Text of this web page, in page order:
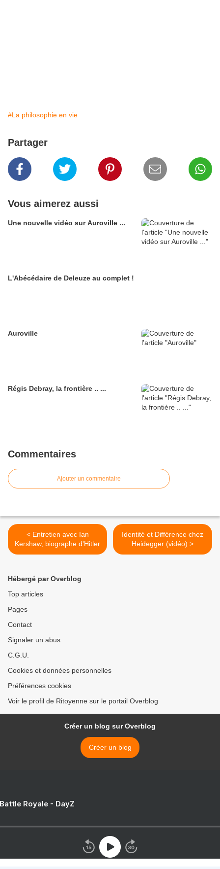
#La philosophie en vie
Partager
Vous aimerez aussi
Une nouvelle vidéo sur Auroville ...
L'Abécédaire de Deleuze au complet !
Auroville
Régis Debray, la frontière .. ...
Commentaires
Ajouter un commentaire
< Entretien avec Ian
Kershaw, biographe d'Hitler
Identité et Différence chez
Heidegger (vidéo) >
Hébergé par Overblog
Top articles
Pages
Contact
Signaler un abus
C.G.U.
Cookies et données personnelles
Préférences cookies
Voir le profil de Ritoyenne sur le portail Overblog
Créer un blog sur Overblog
Créer un blog
Royale - DayZ